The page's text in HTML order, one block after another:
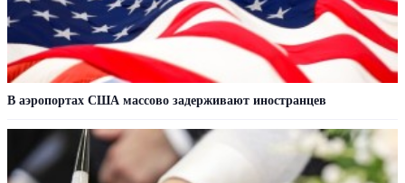
В аэропортах США массово задерживают иностранцев